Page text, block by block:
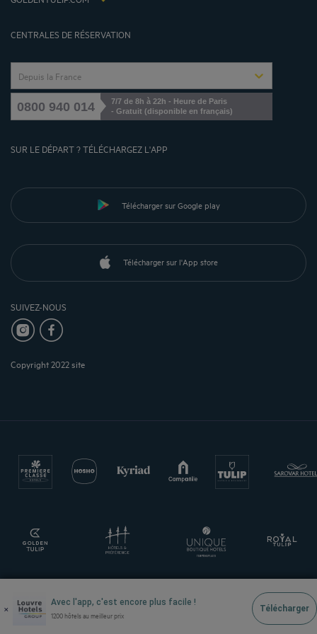
CENTRALES DE RÉSERVATION
Depuis la France
0800 940 014
7/7 de 8h à 22h - Heure de Paris
- Gratuit (disponible en français)
SUR LE DÉPART ? TÉLÉCHARGEZ L'APP
Télécharger sur Google play
Télécharger sur l'App store
SUIVEZ-NOUS
Copyright 2022 site
× Avec l'app, c'est encore plus facile !
1200 hôtels au meilleur prix
Télécharger